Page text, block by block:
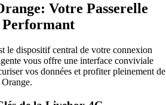
Votre Passerelle
le dispositif central de votre connexion
vous offre une interface conviviale
vos données et profiter pleinement de